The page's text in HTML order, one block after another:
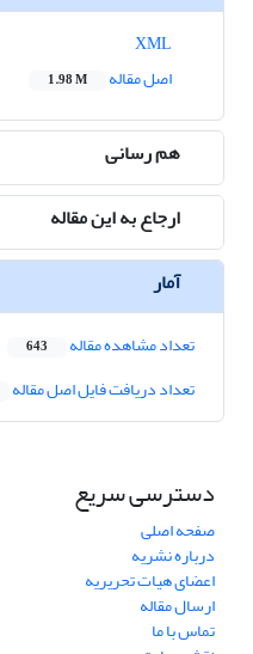
اصل مقاله
1.98 M
هم رسانی
ارجاع به این مقاله
آمار
تعداد مشاهده مقاله 643
تعداد دریافت فایل اصل مقاله
دسترسی سریع
صفحه اصلی
درباره نشریه
اعضای هیات تحریریه
ارسال مقاله
تماس با ما